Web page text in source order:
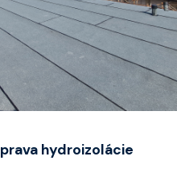
hydroizolácie